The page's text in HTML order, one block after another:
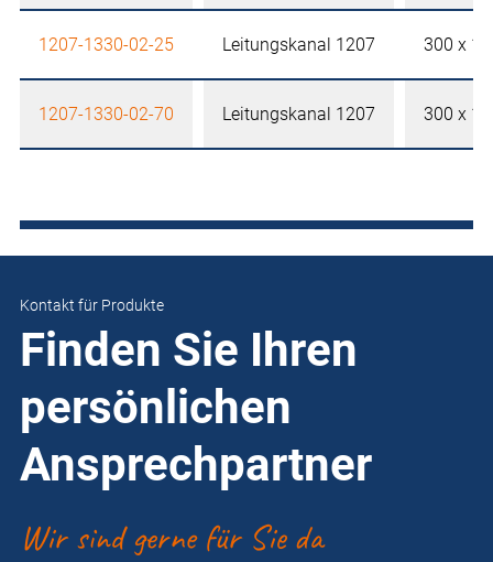
1207-1330-02-25 Leitungskanal 1207 300 x
1207-1330-02-70 Leitungskanal 1207 300 x
Kontakt für Produkte
Finden Sie Ihren
persönlichen
Ansprechpartner
Wir sind gerne für Sie da